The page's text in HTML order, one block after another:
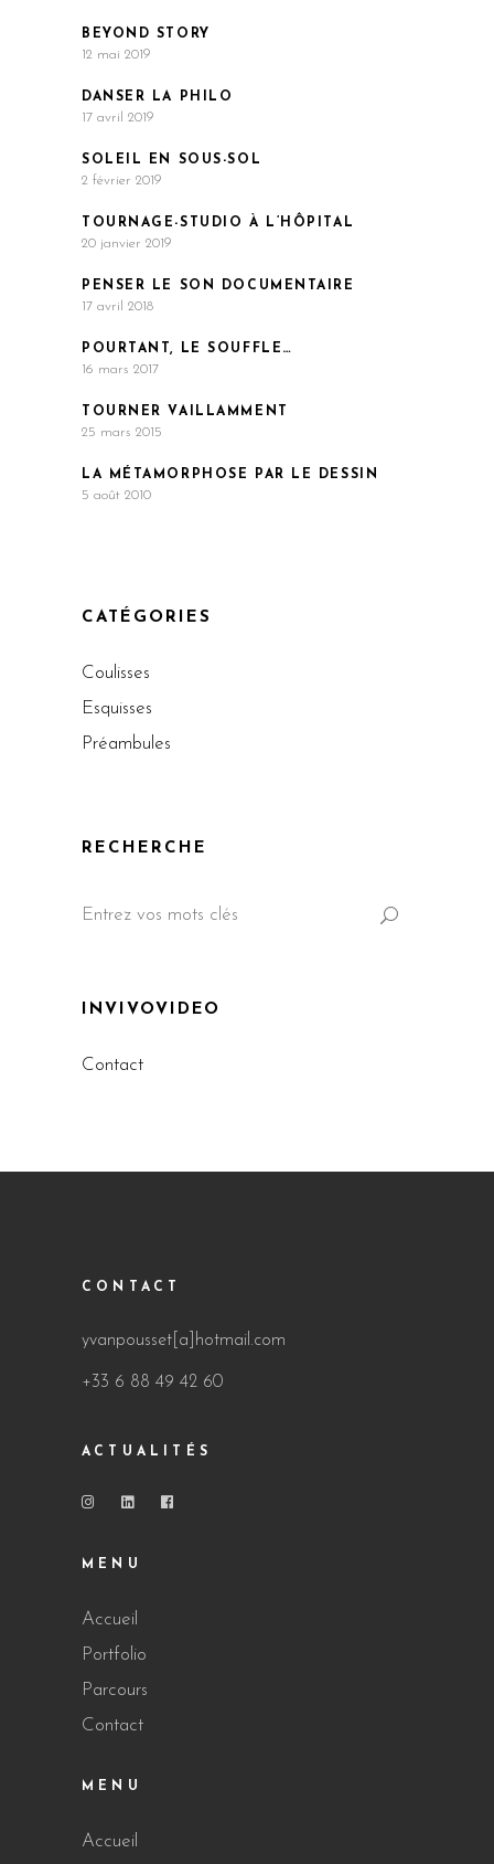
BEYOND STORY
12 mai 2019
DANSER LA PHILO
17 avril 2019
SOLEIL EN SOUS-SOL
2 février 2019
TOURNAGE-STUDIO À L’HÔPITAL
20 janvier 2019
PENSER LE SON DOCUMENTAIRE
17 avril 2018
POURTANT, LE SOUFFLE…
16 mars 2017
TOURNER VAILLAMMENT
25 mars 2015
LA MÉTAMORPHOSE PAR LE DESSIN
5 août 2010
CATÉGORIES
Coulisses
Esquisses
Préambules
RECHERCHE
for:
INVIVOVIDEO
Contact
CONTACT
yvanpousset[a]hotmail.com
+33 6 88 49 42 60
ACTUALITÉS
MENU
Accueil
Portfolio
Parcours
Contact
MENU
Accueil